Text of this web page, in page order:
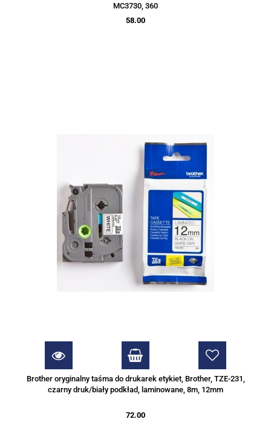
MC3730, 360
58.00
Brother oryginalny taśma do drukarek etykiet, Brother, TZE-231,
czarny druk/biały podkład, laminowane, 8m, 12mm
72.00